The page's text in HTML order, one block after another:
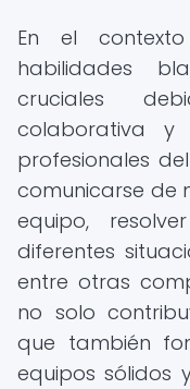
En el
habilidades
cruciales
colaborativa y
profesionales
comunicarse de
equipo,
diferentes
entre otras
no solo
que también
equipos sólidos